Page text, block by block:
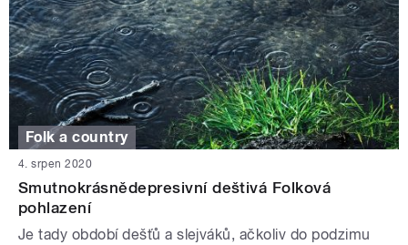
Folk a country
4. srpen 2020
Smutnokrásnědepresivní deštivá Folková
pohlazení
Je tady období dešťů a slejváků, ačkoliv do podzimu